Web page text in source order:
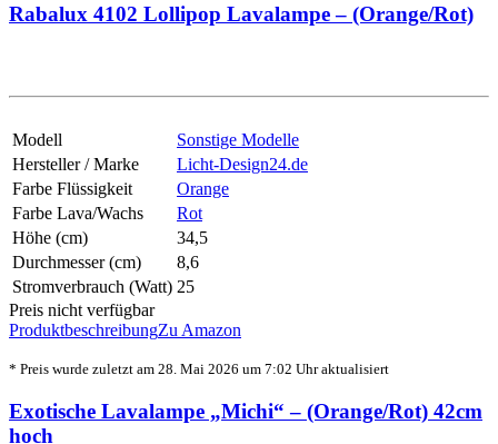
Rabalux 4102 Lollipop Lavalampe – (Orange/Rot)
Modell
Sonstige Modelle
Hersteller / Marke
Licht-Design24.de
Farbe Flüssigkeit
Orange
Farbe Lava/Wachs
Rot
Höhe (cm)
34,5
Durchmesser (cm)
8,6
Stromverbrauch (Watt) 25
Preis nicht verfügbar
ProduktbeschreibungZu Amazon
* Preis wurde zuletzt am 28. Mai 2026 um 7:02 Uhr aktualisiert
Exotische Lavalampe „Michi“ – (Orange/Rot) 42cm
hoch